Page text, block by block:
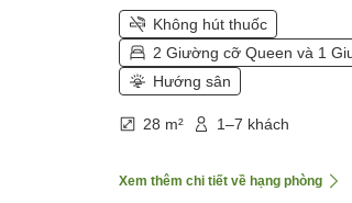
Không hút thuốc
2 Giường cỡ Queen và 1
Hướng sân
28 m² 1–7 khách
Xem thêm chi tiết về hạng phòng